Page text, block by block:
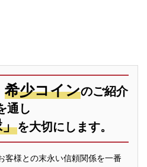
希少コインのご紹介
通し
を大切にします。
客様との末永い信頼関係を一番